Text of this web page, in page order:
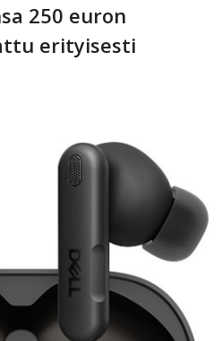
250 euron
erityisesti